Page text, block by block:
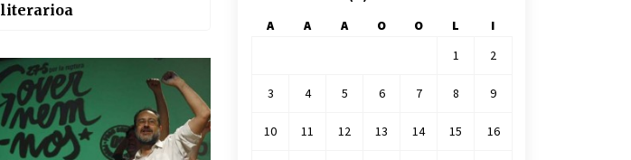
literarioa
A A A O O L
I
1
2
3 4 5 6 7 8 9
10 11 12 13 14 15 16